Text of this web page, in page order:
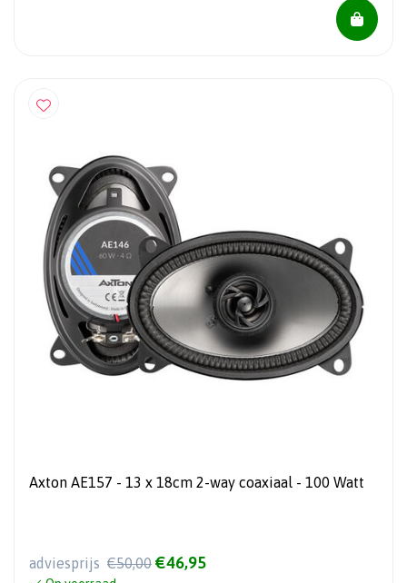
Axton AE157 - 13 x 18cm 2-way coaxiaal - 100 Watt
adviesprijs €50,00 €46,95